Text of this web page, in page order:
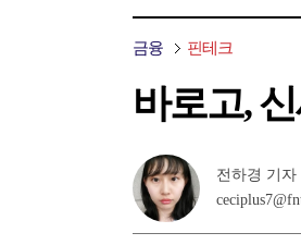
금융 핀테크
바로고,
전하경 기자